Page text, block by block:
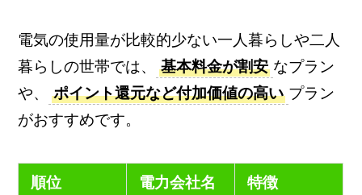
電気の使用量が比較的少ない一人暮らしや二人
暮らしの世帯では、
基本料金が割安 なプラン
や、
ポイント還元など付加価値の高い プラン
がおすすめです。
順位 電力会社名 特徴